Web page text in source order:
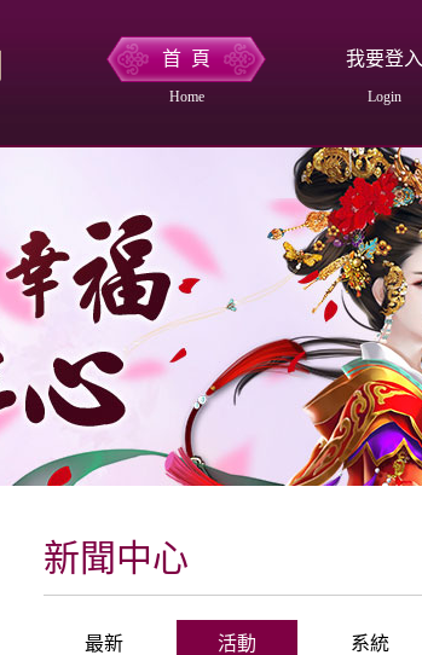
首 頁
Home
我要登入
Login
新聞中心
最新 活動 系統